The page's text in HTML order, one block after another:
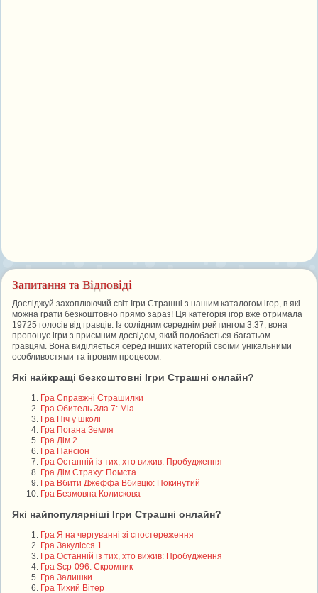
Запитання та Відповіді
Досліджуй захоплюючий світ Ігри Страшні з нашим каталогом ігор, в які
можна грати безкоштовно прямо зараз! Ця категорія ігор вже отримала
19725 голосів від гравців. Із солідним середнім рейтингом 3.37, вона
пропонує ігри з приємним досвідом, який подобається багатьом
гравцям. Вона виділяється серед інших категорій своїми унікальними
особливостями та ігровим процесом.
Які найкращі безкоштовні Ігри Страшні онлайн?
Гра Справжні Страшилки
Гра Обитель Зла 7: Міа
Гра Ніч у школі
Гра Погана Земля
Гра Дім 2
Гра Пансіон
Гра Останній із тих, хто вижив: Пробудження
Гра Дім Страху: Помста
Гра Вбити Джеффа Вбивцю: Покинутий
Гра Безмовна Колискова
Які найпопулярніші Ігри Страшні онлайн?
Гра Я на чергуванні зі спостереження
Гра Закулісся 1
Гра Останній із тих, хто вижив: Пробудження
Гра Scp-096: Скромник
Гра Залишки
Гра Тихий Вітер